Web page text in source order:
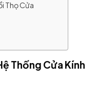
Thọ Cửa
Thống Cửa Kính